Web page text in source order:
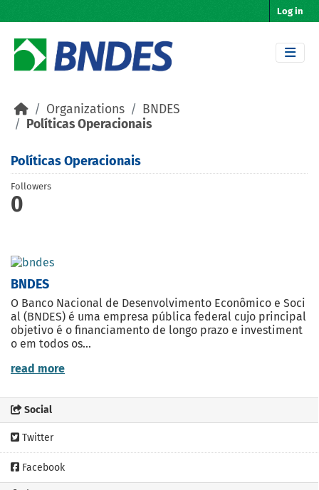
Log in
Organizations
BNDES
Políticas Operacionais
Políticas Operacionais
Followers
0
BNDES
O Banco Nacional de Desenvolvimento Econômico e Soci
al (BNDES) é uma empresa pública federal cujo principal
objetivo é o financiamento de longo prazo e investiment
o em todos os...
read more
Social
Twitter
Facebook